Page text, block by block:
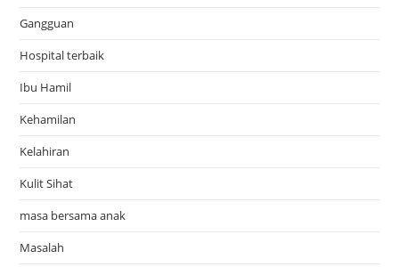
Gangguan
Hospital terbaik
Ibu Hamil
Kehamilan
Kelahiran
Kulit Sihat
masa bersama anak
Masalah